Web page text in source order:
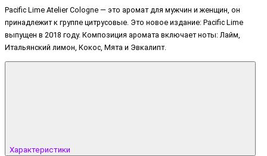
Pacific Lime Atelier Cologne — это аромат для мужчин и женщин, он
принадлежит к группе цитрусовые. Это новое издание: Pacific Lime
выпущен в 2018 году. Композиция аромата включает ноты: Лайм,
Итальянский лимон, Кокос, Мята и Эвкалипт.
Характеристики